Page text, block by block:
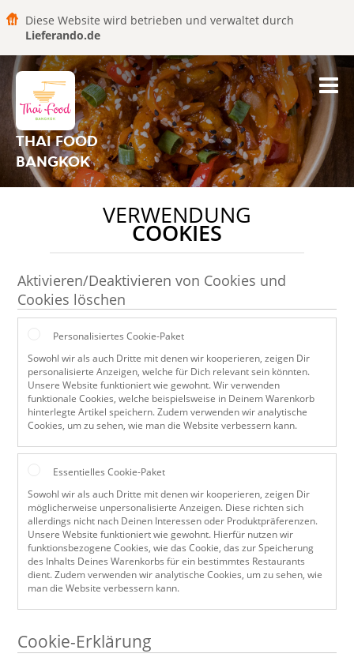
Diese Website wird betrieben und verwaltet durch
Lieferando.de
THAI FOOD
BANGKOK
VERWENDUNG
COOKIES
Aktivieren/Deaktivieren von Cookies und
Cookies löschen
Personalisiertes Cookie-Paket
Sowohl wir als auch Dritte mit denen wir kooperieren, zeigen Dir
personalisierte Anzeigen, welche für Dich relevant sein könnten.
Unsere Website funktioniert wie gewohnt. Wir verwenden
funktionale Cookies, welche beispielsweise in Deinem Warenkorb
hinterlegte Artikel speichern. Zudem verwenden wir analytische
Cookies, um zu sehen, wie man die Website verbessern kann.
Essentielles Cookie-Paket
Sowohl wir als auch Dritte mit denen wir kooperieren, zeigen Dir
möglicherweise unpersonalisierte Anzeigen. Diese richten sich
allerdings nicht nach Deinen Interessen oder Produktpräferenzen.
Unsere Website funktioniert wie gewohnt. Hierfür nutzen wir
funktionsbezogene Cookies, wie das Cookie, das zur Speicherung
des Inhalts Deines Warenkorbs für ein bestimmtes Restaurants
dient. Zudem verwenden wir analytische Cookies, um zu sehen, wie
man die Website verbessern kann.
Cookie-Erklärung